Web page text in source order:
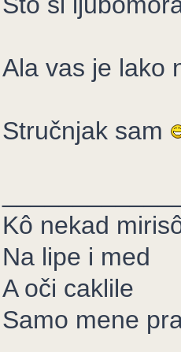
Ala vas je lako
Stručnjak sam
Kô nekad
Na lipe i med
A oči caklile
Samo mene